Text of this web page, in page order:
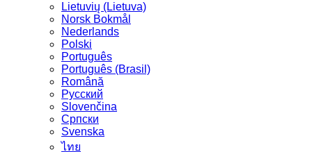
Lietuvių (Lietuva)
‪Norsk Bokmål‬
Nederlands
Polski
Português
Português (Brasil)
Română
Русский
Slovenčina
Српски
Svenska
ไทย